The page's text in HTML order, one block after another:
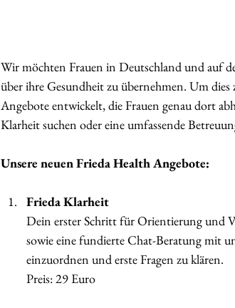
Wir möchten Frauen in Deutschland und auf
über ihre Gesundheit zu übernehmen. Um
Angebote entwickelt, die Frauen genau dort
Klarheit suchen oder eine umfassende
Unsere neuen Frieda Health Angebote:
Frieda Klarheit
Dein erster Schritt für Orientierung und
sowie eine fundierte Chat-Beratung mit
einzuordnen und erste Fragen zu klären.
Preis: 29 Euro